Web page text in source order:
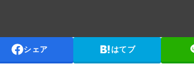
シェア はてブ